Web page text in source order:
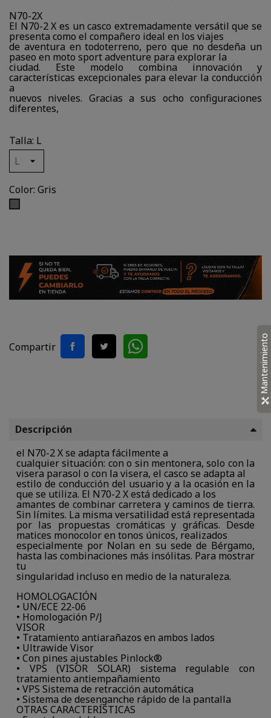
N70-2X
El N70-2 X es un casco extremadamente versátil que se
presenta como el compañero ideal en los viajes
de aventura en todoterreno, pero que no desdeña un
paseo en moto sport adventure para explorar la
ciudad. Este modelo combina innovación y
características excepcionales para elevar la conducción
a
nuevos niveles. Gracias a sus ocho configuraciones
diferentes,
Talla: L
Color: Gris
Compartir
Descripción
el N70-2 X se adapta fácilmente a
cualquier situación: con o sin mentonera, solo con la
visera parasol o con la visera, el casco se adapta al
estilo de conducción del usuario y a la ocasión en la
que se utiliza. El N70-2 X está dedicado a los
amantes de combinar carretera y caminos de tierra.
Sin límites. La misma versatilidad está representada
por las propuestas cromáticas y gráficas. Desde
matices monocolor en tonos únicos, realizados
especialmente por Nolan en su sede de Bérgamo,
hasta las combinaciones más insólitas. Para mostrar
tu
singularidad incluso en medio de la naturaleza.
HOMOLOGACIÓN
• UN/ECE 22-06
• Homologación P/J
VISOR
• Tratamiento antiarañazos en ambos lados
• Ultrawide Visor
• Con pines ajustables Pinlock®
• VPS (VISOR SOLAR) sistema regulable con
tratamiento antiempañamiento
• VPS Sistema de retracción automática
• Sistema de desenganche rápido de la pantalla
OTRAS CARACTERÍSTICAS
Mantenimiento